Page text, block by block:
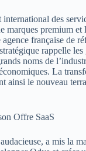
des
marques premium et
française de
rappelle les
noms de
La
ainsi le nouveau
Offre SaaS
a mis la